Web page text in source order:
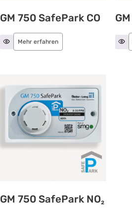
GM 750 SafePark CO
Mehr erfahren
GM 750 SafePark NO₂